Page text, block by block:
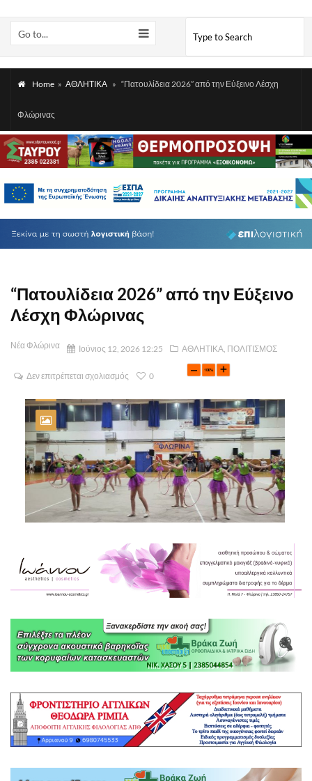
Go to...
Home » ΑΘΛΗΤΙΚΑ » “Πατουλίδεια 2026” από την Εύξεινο Λέσχη
Φλώρινας
“Πατουλίδεια 2026” από την Εύξεινο
Λέσχη Φλώρινας
Νέα Φλώρινα Ιούνιος 12, 2026 12:25 ΑΘΛΗΤΙΚΑ, ΠΟΛΙΤΙΣΜΟΣ
Δεν επιτρέπεται σχολιασμός 0